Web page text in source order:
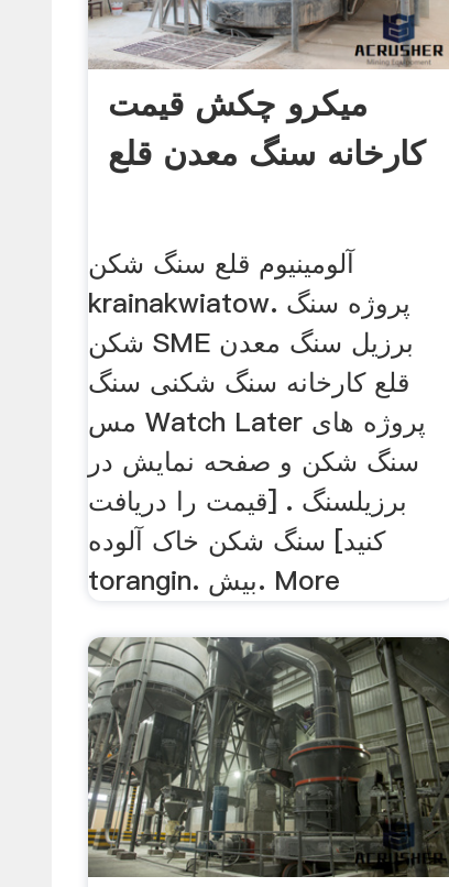
میکرو چکش قیمت
کارخانه سنگ معدن قلع
آلومینیوم قلع سنگ شکن
krainakwiatow. پروژه سنگ
شکن SME برزیل سنگ معدن
قلع کارخانه سنگ شکنی سنگ
مس Watch Later پروژه های
سنگ شکن و صفحه نمایش در
برزیلسنگ . [قیمت را دریافت
کنید] سنگ شکن خاک آلوده
torangin. بیش. More